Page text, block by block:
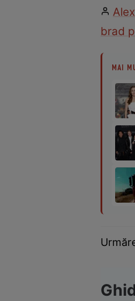
brad
MAI